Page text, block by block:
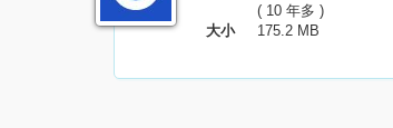
( 10 年多 )
大小
175.2 MB